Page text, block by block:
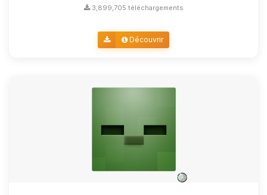
3,899,705 téléchargements
Découvrir